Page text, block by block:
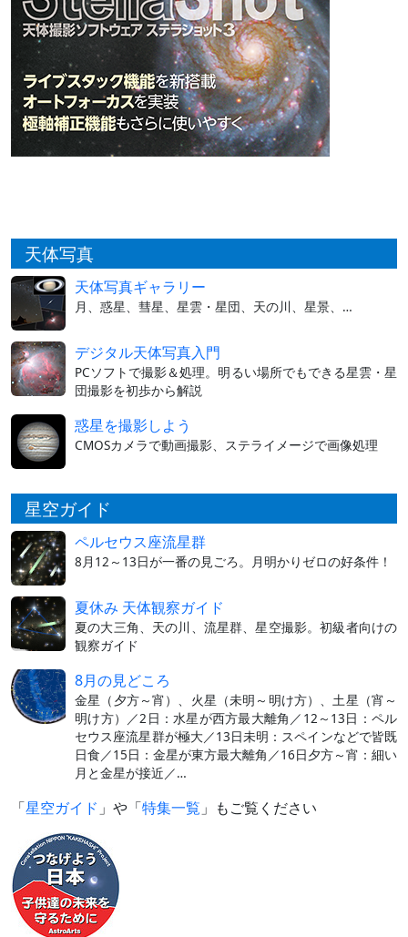
天体写真
天体写真ギャラリー
月、惑星、彗星、星雲・星団、天の川、星景、…
デジタル天体写真入門
PCソフトで撮影＆処理。明るい場所でもできる星雲・星
団撮影を初歩から解説
惑星を撮影しよう
CMOSカメラで動画撮影、ステライメージで画像処理
星空ガイド
ペルセウス座流星群
8月12～13日が一番の見ごろ。月明かりゼロの好条件！
夏休み 天体観察ガイド
夏の大三角、天の川、流星群、星空撮影。初級者向けの
観察ガイド
8月の見どころ
金星（夕方～宵）、火星（未明～明け方）、土星（宵～
明け方）／2日：水星が西方最大離角／12～13日：ペル
セウス座流星群が極大／13日未明：スペインなどで皆既
日食／15日：金星が東方最大離角／16日夕方～宵：細い
月と金星が接近／…
「星空ガイド 」や「特集一覧 」もご覧ください